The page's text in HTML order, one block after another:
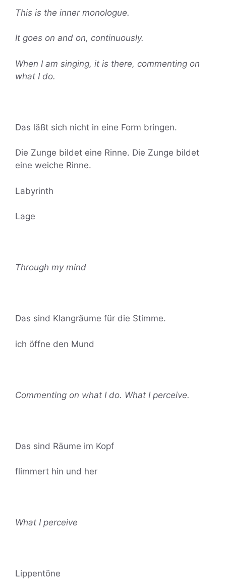
This is the inner monologue.
It goes on and on, continuously.
When I am singing, it is there, commenting on
what I do.
Das läßt sich nicht in eine Form bringen.
Die Zunge bildet eine Rinne. Die Zunge bildet
eine weiche Rinne.
Labyrinth
Lage
Through my mind
Das sind Klangräume für die Stimme.
ich öffne den Mund
Commenting on what I do. What I perceive.
Das sind Räume im Kopf
flimmert hin und her
What I perceive
Lippentöne